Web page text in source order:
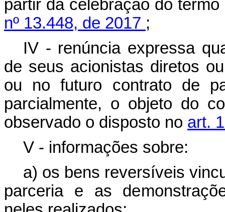
partir da celebração do
nº 13.448, de 2017 ;
IV - renúncia expressa
de seus acionistas diretos
ou no futuro contrato de
parcialmente, o objeto do
observado o disposto no art.
V - informações sobre:
a) os bens reversíveis
parceria e as